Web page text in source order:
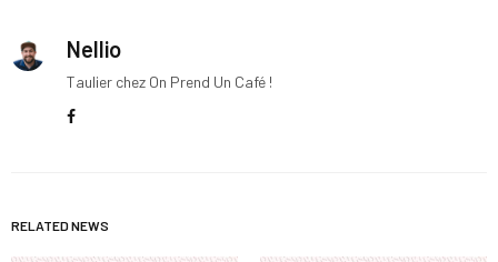
Nellio
Taulier chez On Prend Un Café !
RELATED NEWS